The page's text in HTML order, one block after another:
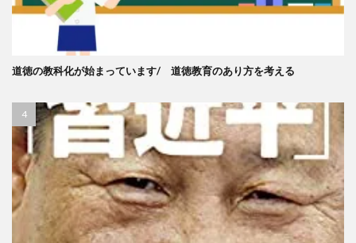
道徳の教科化が始まっています/ 道徳教育のあり方を考える